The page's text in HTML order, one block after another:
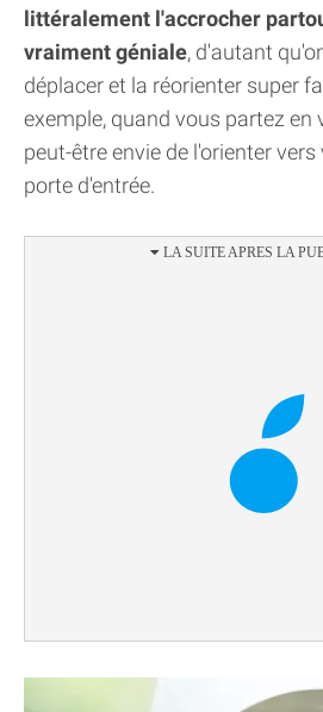
littéralement l'accrocher
vraiment géniale, d'autant
déplacer et la réorienter super
exemple, quand vous partez en
peut-être envie de l'orienter
porte d'entrée.